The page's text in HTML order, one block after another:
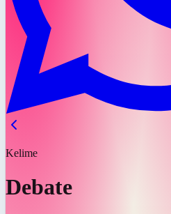
Kelime
Debate